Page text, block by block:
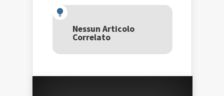
una
nuova
finestra)
nuova
finestra)
una
nuova
Nessun Articolo
Correlato